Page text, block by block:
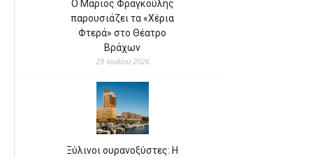
Ο Μάριος Φραγκούλης
παρουσιάζει τα «Χέρια
Φτερά» στο Θέατρο
Βράχων
29 Ιουλίου 2026
Ξύλινοι ουρανοξύστες: Η